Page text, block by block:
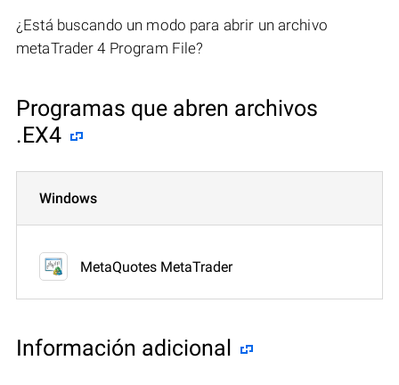
¿Está buscando un modo para abrir un archivo
metaTrader 4 Program File?
Programas que abren archivos
.EX4
Windows
MetaQuotes MetaTrader
Información adicional